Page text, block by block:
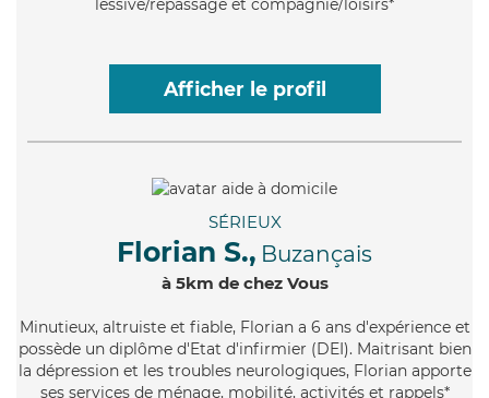
lessive/repassage et compagnie/loisirs*
Afficher le profil
SÉRIEUX
Florian S., Buzançais
à 5km de chez Vous
Minutieux, altruiste et fiable, Florian a 6 ans d'expérience et
possède un diplôme d'Etat d'infirmier (DEI). Maitrisant bien
la dépression et les troubles neurologiques, Florian apporte
ses services de ménage, mobilité, activités et rappels*